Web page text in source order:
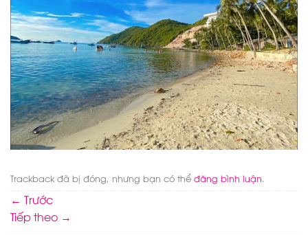
Trackback đã bị đóng, nhưng bạn có thể đăng bình luận.
← Trước
Tiếp theo →